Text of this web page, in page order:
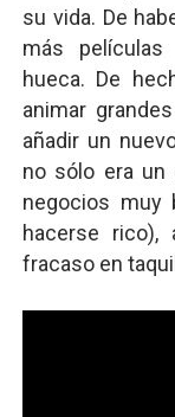
su vida. De
más
hueca. De
animar
añadir un
no sólo era un
negocios muy
hacerse rico),
fracaso en